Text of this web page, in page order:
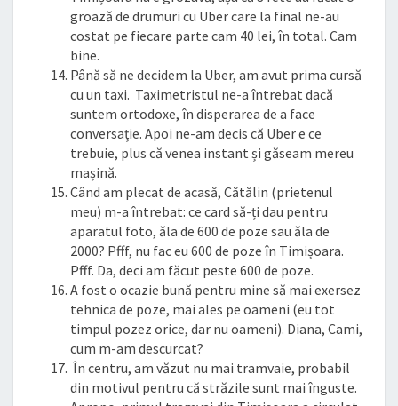
groază de drumuri cu Uber care la final ne-au
costat pe fiecare parte cam 40 lei, în total. Cam
bine.
Până să ne decidem la Uber, am avut prima cursă
cu un taxi. Taximetristul ne-a întrebat dacă
suntem ortodoxe, în disperarea de a face
conversație. Apoi ne-am decis că Uber e ce
trebuie, plus că venea instant și găseam mereu
mașină.
Când am plecat de acasă, Cătălin (prietenul
meu) m-a întrebat: ce card să-ți dau pentru
aparatul foto, ăla de 600 de poze sau ăla de
2000? Pfff, nu fac eu 600 de poze în Timișoara.
Pfff. Da, deci am făcut peste 600 de poze.
A fost o ocazie bună pentru mine să mai exersez
tehnica de poze, mai ales pe oameni (eu tot
timpul pozez orice, dar nu oameni). Diana, Cami,
cum m-am descurcat?
În centru, am văzut nu mai tramvaie, probabil
din motivul pentru că străzile sunt mai înguste.